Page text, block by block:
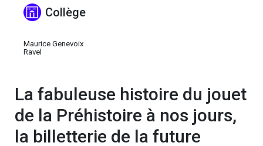
Collège
Maurice Genevoix
Ravel
La fabuleuse histoire du jouet
de la Préhistoire à nos jours,
la billetterie de la future